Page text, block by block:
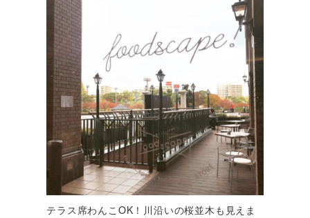
テラス席わんこOK！川沿いの桜並木も見えま